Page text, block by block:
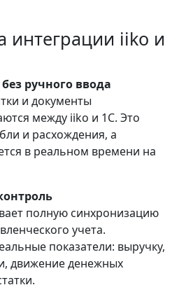
интеграции iiko и
ручного ввода
и документы
между iiko и 1С. Это
и расхождения, а
в реальном времени на
полную синхронизацию
учета.
показатели: выручку,
движение денежных